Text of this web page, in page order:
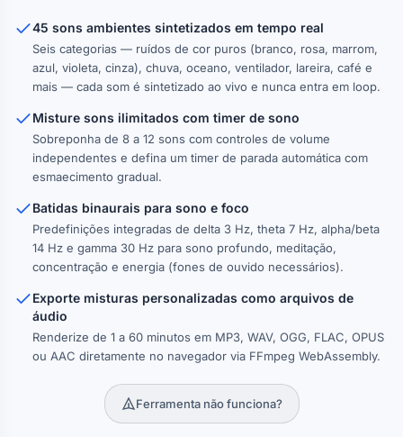
45 sons ambientes sintetizados em tempo real
Seis categorias — ruídos de cor puros (branco, rosa, marrom,
azul, violeta, cinza), chuva, oceano, ventilador, lareira, café e
mais — cada som é sintetizado ao vivo e nunca entra em loop.
Misture sons ilimitados com timer de sono
Sobreponha de 8 a 12 sons com controles de volume
independentes e defina um timer de parada automática com
esmaecimento gradual.
Batidas binaurais para sono e foco
Predefinições integradas de delta 3 Hz, theta 7 Hz, alpha/beta
14 Hz e gamma 30 Hz para sono profundo, meditação,
concentração e energia (fones de ouvido necessários).
Exporte misturas personalizadas como arquivos de
áudio
Renderize de 1 a 60 minutos em MP3, WAV, OGG, FLAC, OPUS
ou AAC diretamente no navegador via FFmpeg WebAssembly.
Ferramenta não funciona?